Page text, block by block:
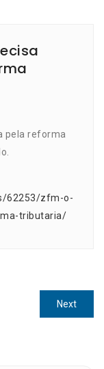
pela reforma
62253/zfm-o-
tributaria/
NextNext
post: